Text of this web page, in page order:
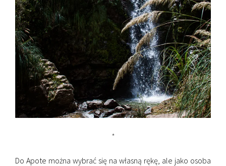
*
Do Apote można wybrać się na własną rękę, ale jako osoba